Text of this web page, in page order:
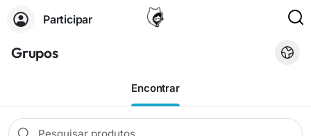
Participar
Grupos
Encontrar